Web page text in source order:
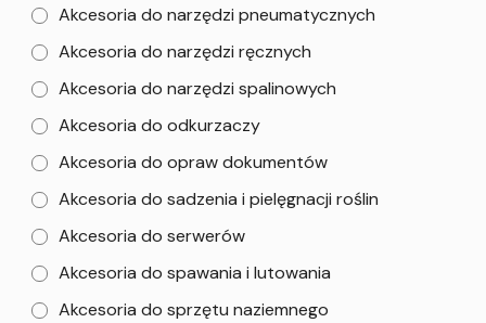
Akcesoria do narzędzi pneumatycznych
Akcesoria do narzędzi ręcznych
Akcesoria do narzędzi spalinowych
Akcesoria do odkurzaczy
Akcesoria do opraw dokumentów
Akcesoria do sadzenia i pielęgnacji roślin
Akcesoria do serwerów
Akcesoria do spawania i lutowania
Akcesoria do sprzętu naziemnego